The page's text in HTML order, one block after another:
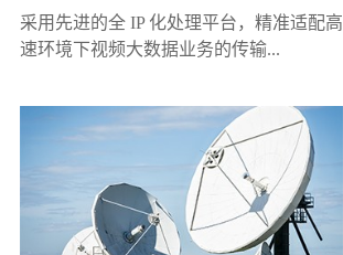
采用先进的全 IP 化处理平台，精准适配高
速环境下视频大数据业务的传输...